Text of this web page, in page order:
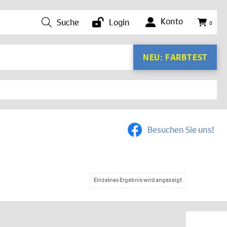
Suche Login Konto 0
NEU: FARBTEST
Besuchen Sie uns!
Einzelnes Ergebnis wird angezeigt